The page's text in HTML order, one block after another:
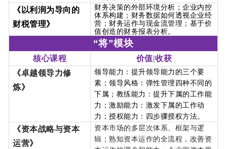
《以利润为导向的
财税管理》
财务决策的外部环境分析；企业内控
体系构建；财务数据如何透视企业经
营；财务运作与现金流管理；基于价
值创造的财务报表分析。
“将”模块
核心课程
价值|收获
《卓越领导力修
炼》
领导能力：提升领导能力的三个要
素；领导风格：弹性管理四种不同的
下属；教练能力：提升下属的工作能
力；激励能力：激发下属的工作动
力；授权能力：四步骤授权方法。
《资本战略与资本
运营》
资本市场的多层次体系、框架与逻
辑；熟知资本运作的全流程，改善资